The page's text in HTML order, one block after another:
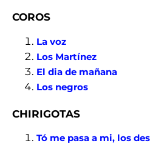
COROS
La voz
Los Martínez
El dia de mañana
Los negros
CHIRIGOTAS
Tó me pasa a mi, los